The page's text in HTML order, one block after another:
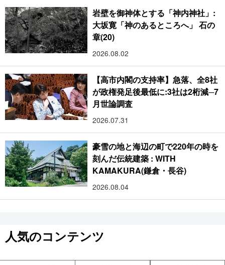
岩壁を御神体とする「神内神社」:
大坂寛「神のあるところへ」 石の
章(20)
2026.08.02
【高市内閣の支持率】急落、全8社
が政権発足後最低に:3社は2桁減─7
月世論調査
2026.07.31
豪雪の地と海辺の町で220年の時を
刻んだ伝統建築 : WITH
KAMAKURA(鎌倉・長谷)
2026.08.04
人気のコンテンツ